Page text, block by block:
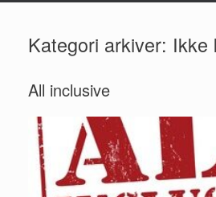
Kategori arkiver: Ikke
All inclusive